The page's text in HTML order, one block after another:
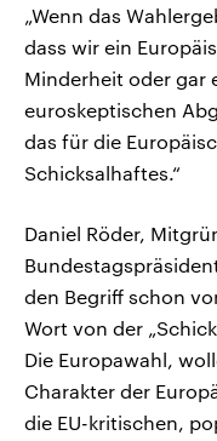
„Wenn das
dass wir ein
Minderheit oder gar
euroskeptischen
das für die
Schicksalhaftes.“
Daniel Röder,
den Begriff schon
Wort von der
Die Europawahl,
Charakter der
die EU-kritischen,